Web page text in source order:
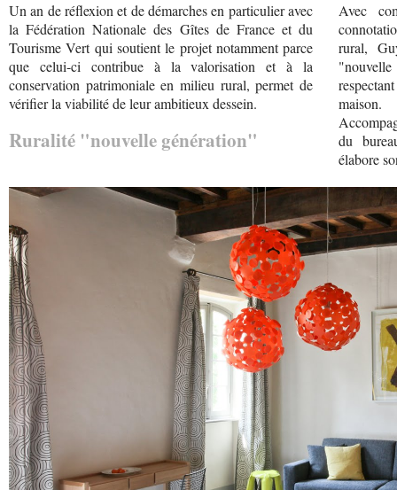
Un an de réflexion et de démarches en particulier avec
la Fédération Nationale des Gîtes de France et du
Tourisme Vert qui soutient le projet notamment parce
que celui-ci contribue à la valorisation et à la
conservation patrimoniale en milieu rural, permet de
vérifier la viabilité de leur ambitieux dessein.
Ruralité "nouvelle génération"
Avec
rural,
maison.
du
élabore